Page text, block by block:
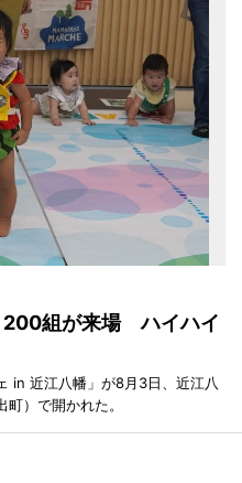
200組が来場 ハイハイ
in 近江八幡」が8月3日、近江八
）で開かれた。